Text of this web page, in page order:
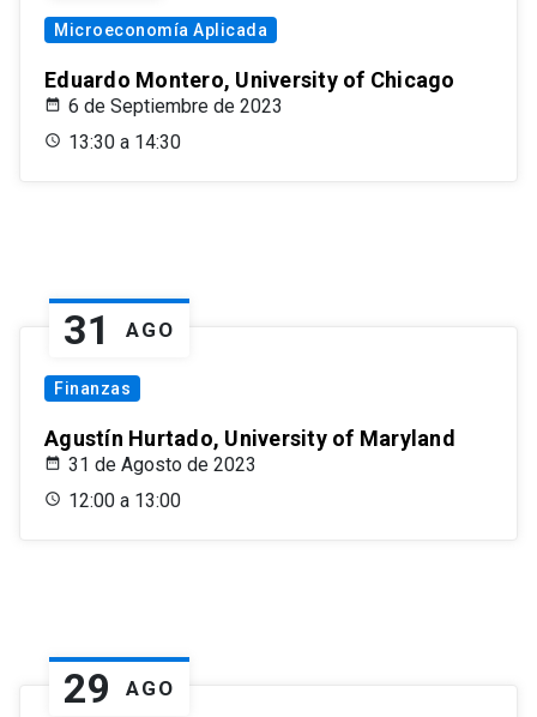
Microeconomía Aplicada
Eduardo Montero, University of Chicago
6 de Septiembre de 2023
13:30 a 14:30
31 AGO
Finanzas
Agustín Hurtado, University of Maryland
31 de Agosto de 2023
12:00 a 13:00
29 AGO